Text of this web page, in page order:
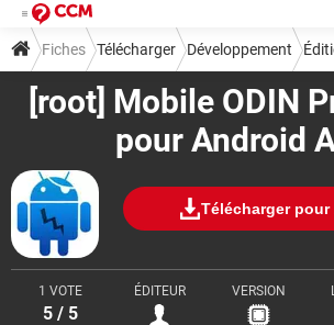
[root] Mobile ODIN
pour Android
Télécharger
1 VOTE
5 / 5
ÉDITEUR VERSION
Fiches Télécharger Développement